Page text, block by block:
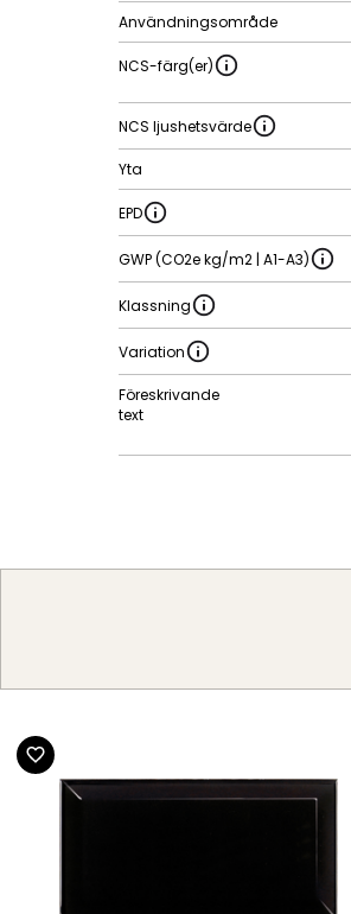
Användningsområde
NCS-färg(er)
NCS ljushetsvärde
Yta
EPD
GWP (CO2e kg/m2 | A1-A3)
Klassning
Variation
Föreskrivande
text